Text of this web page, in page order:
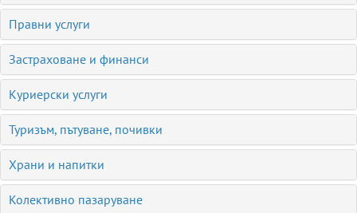
Правни услуги
Застраховане и финанси
Куриерски услуги
Туризъм, пътуване, почивки
Храни и напитки
Колективно пазаруване